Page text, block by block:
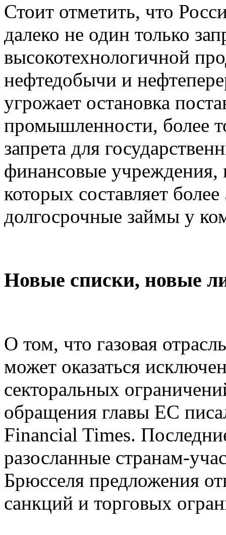
Стоит отметить, что
далеко не один только
высокотехнологичной
нефтедобычи и
угрожает остановка
промышленности, более
запрета для
финансовые учреждения,
которых составляет
долгосрочные займы у
Новые списки, новые
О том, что газовая
может оказаться
секторальных
обращения главы ЕС
Financial Times.
разосланные странам-
Брюсселя предложения
санкций и торговых